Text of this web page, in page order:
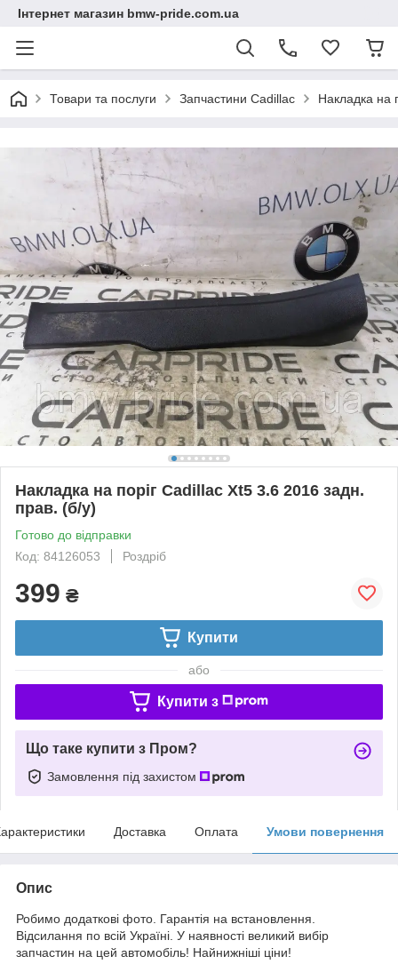
Інтернет магазин bmw-pride.com.ua
Товари та послуги Запчастини Cadillac Накладка на
Накладка на поріг Cadillac Xt5 3.6 2016 задн.
прав. (б/у)
Готово до відправки
Код: 84126053
Роздріб
399 ₴
Купити
або
Купити з
Що таке купити з Пром?
Замовлення під захистом
Доставка Оплата Умови повернення
Опис
Робимо додаткові фото. Гарантія на встановлення.
Відсилання по всій Україні. У наявності великий вибір
запчастин на цей автомобіль! Найнижніші ціни!